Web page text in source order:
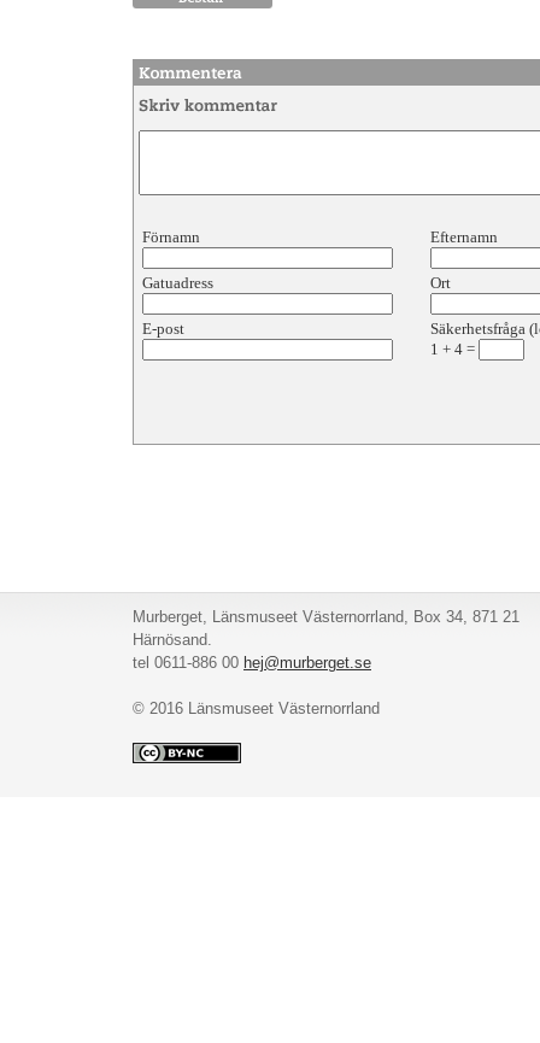
Förnamn Efternamn
Gatuadress Ort
E-post
Säkerhetsfråga
1 + 4 =
Murberget, Länsmuseet Västernorrland, Box 34, 871 21
Härnösand.
tel 0611-886 00 hej@murberget.se
© 2016 Länsmuseet Västernorrland